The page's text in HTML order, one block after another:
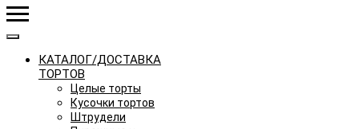
КАТАЛОГ/ДОСТАВКА
ТОРТОВ
Целые торты
Кусочки тортов
Штрудели